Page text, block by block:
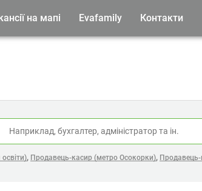
на мапі Evafamily Контакти
, Продавець-касир (метро Осокорки),